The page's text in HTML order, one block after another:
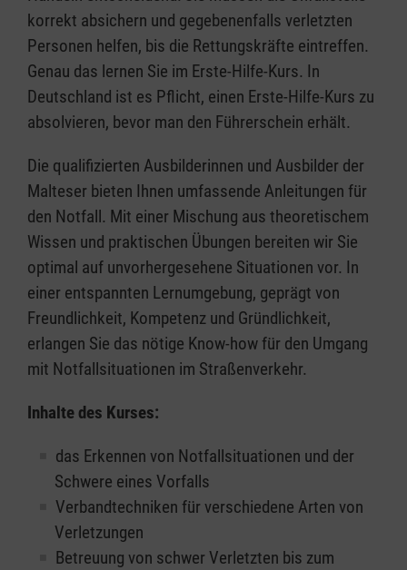
korrekt absichern und gegebenenfalls verletzten
Personen helfen, bis die Rettungskräfte eintreffen.
Genau das lernen Sie im Erste-Hilfe-Kurs. In
Deutschland ist es Pflicht, einen Erste-Hilfe-Kurs zu
absolvieren, bevor man den Führerschein erhält.
Die qualifizierten Ausbilderinnen und Ausbilder der
Malteser bieten Ihnen umfassende Anleitungen für
den Notfall. Mit einer Mischung aus theoretischem
Wissen und praktischen Übungen bereiten wir Sie
optimal auf unvorhergesehene Situationen vor. In
einer entspannten Lernumgebung, geprägt von
Freundlichkeit, Kompetenz und Gründlichkeit,
erlangen Sie das nötige Know-how für den Umgang
mit Notfallsituationen im Straßenverkehr.
Inhalte des Kurses:
das Erkennen von Notfallsituationen und der
Schwere eines Vorfalls
Verbandtechniken für verschiedene Arten von
Verletzungen
Betreuung von schwer Verletzten bis zum